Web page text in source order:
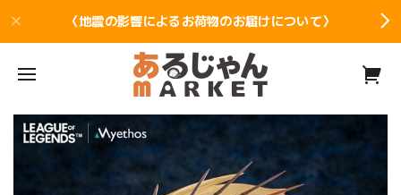
〈地震の影響によるお荷物のお届けについて〉